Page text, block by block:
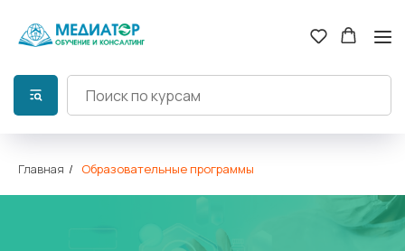
Главная / Образовательные программы